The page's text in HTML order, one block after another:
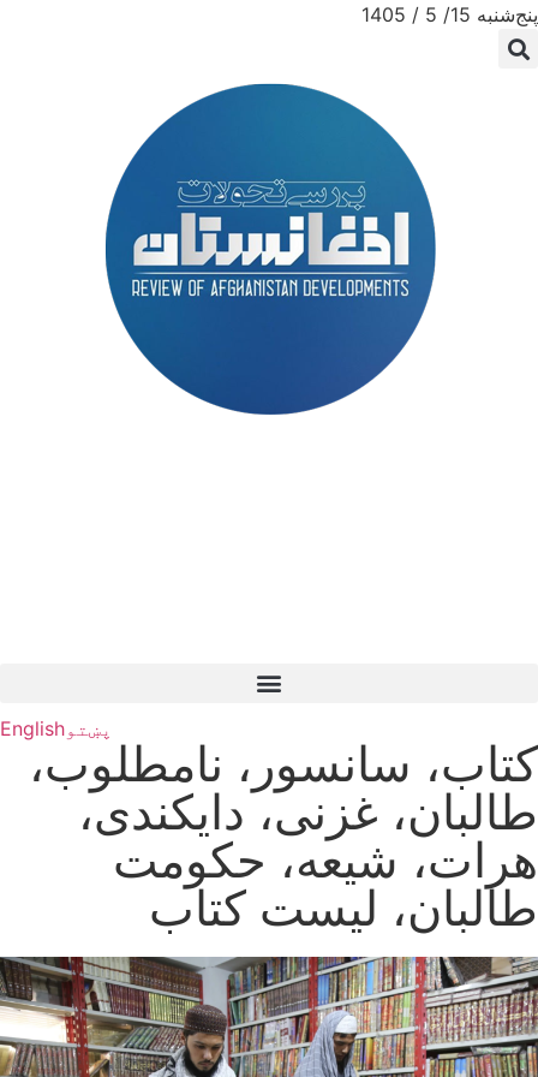
پنج‌شنبه 15/ 5 / 1405
پښتوEnglish
کتاب، سانسور، نامطلوب،
طالبان، غزنی، دایکندی،
هرات، شیعه، حکومت
طالبان، لیست کتاب